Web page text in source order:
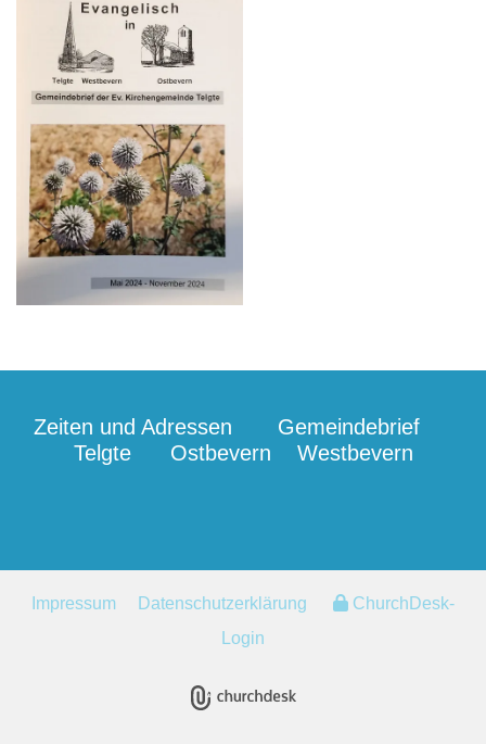
Zeiten und Adressen Gemeindebrief
Telgte
Ostbevern Westbevern
Impressum Datenschutzerklärung
ChurchDesk-
Login